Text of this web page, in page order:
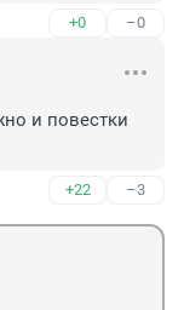
+0 –0
и повестки
+22 –3